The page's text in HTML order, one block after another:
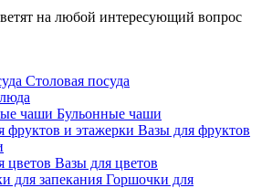
на любой интересующий вопрос
Столовая посуда
Бульонные чаши
Вазы для фруктов
Вазы для цветов
Горшочки для